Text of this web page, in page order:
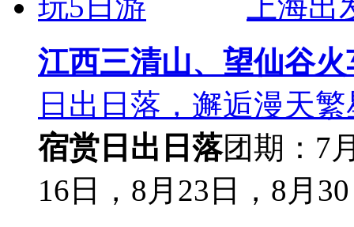
江西三清山、望仙谷
日出日落，邂逅漫天
宿赏日出日落团期：7
16日，8月23日，8月